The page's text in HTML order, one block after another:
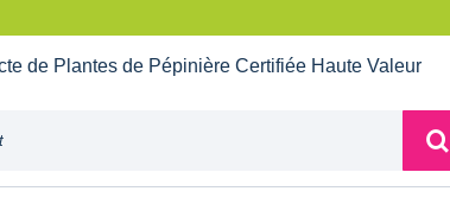
de Plantes de Pépinière Certifiée Haute Valeur